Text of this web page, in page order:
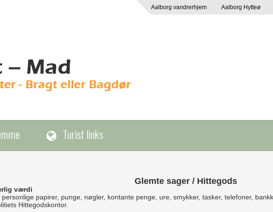
Aalborg vandrerhjem Aalborg Hytteø
Turist links
Glemte sager / Hittegods
værdi
personlige papirer, punge, nøgler, kontante penge, ure, smykker, tasker, telefoner,
Hittegodskontor.